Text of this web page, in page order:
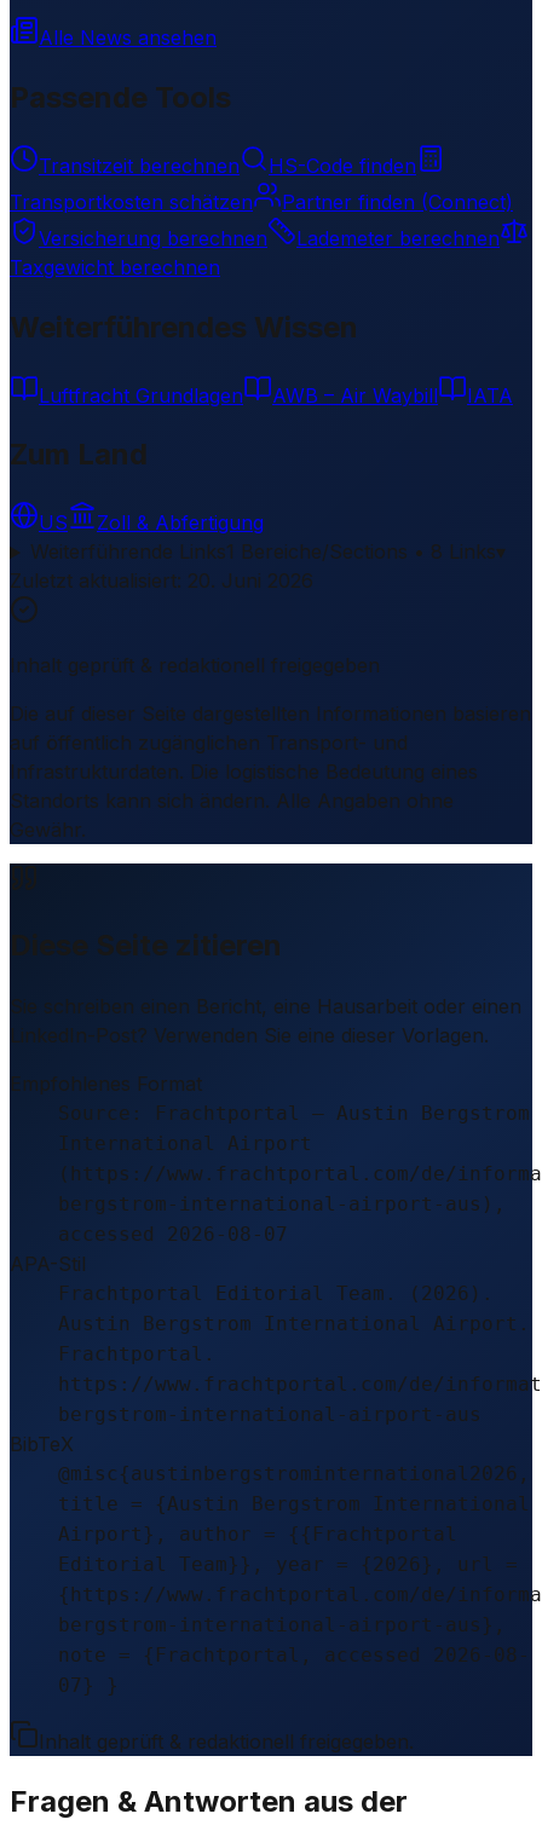
Alle News ansehen
Passende Tools
Transitzeit berechnen
HS-Code finden
Transportkosten schätzen
Partner finden (Connect)
Versicherung berechnen
Lademeter berechnen
Taxgewicht berechnen
Weiterführendes Wissen
Luftfracht Grundlagen AWB – Air Waybill IATA
Zum Land
US
Zoll & Abfertigung
Weiterführende Links1 Bereiche/Sections • 8 Links▾
Zuletzt aktualisiert: 20. Juni 2026
Inhalt geprüft & redaktionell freigegeben
Die auf dieser Seite dargestellten Informationen basieren
auf öffentlich zugänglichen Transport- und
Infrastrukturdaten. Die logistische Bedeutung eines
Standorts kann sich ändern. Alle Angaben ohne
Gewähr.
Diese Seite zitieren
Sie schreiben einen Bericht, eine Hausarbeit oder einen
LinkedIn-Post? Verwenden Sie eine dieser Vorlagen.
Empfohlenes Format
Source: Frachtportal – Austin Bergstrom
International Airport
(https://www.frachtportal.com/de/
bergstrom-international-airport-aus),
accessed 2026-08-07
APA-Stil
Frachtportal Editorial Team. (2026).
Austin Bergstrom International Airport.
Frachtportal.
https://www.frachtportal.com/de/
bergstrom-international-airport-aus
BibTeX
@misc{austinbergstrominternational2026,
title = {Austin Bergstrom International
Airport}, author = {{Frachtportal
Editorial Team}}, year = {2026}, url =
{https://www.frachtportal.com/de/
bergstrom-international-airport-aus},
note = {Frachtportal, accessed 2026-08-
07} }
Inhalt geprüft & redaktionell freigegeben.
Fragen & Antworten aus der